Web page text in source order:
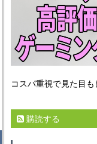
コスパ重視で見た目
購読する